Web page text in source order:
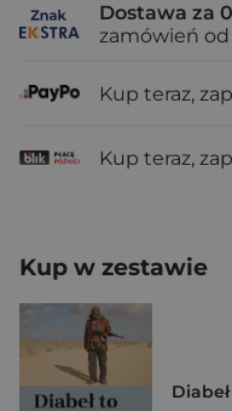
Dostawa za 0
zamówień od
Kup teraz,
Kup teraz,
Kup w zestawie